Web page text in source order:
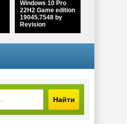
Windows 10 Pro
22H2 Game edition
19045.7548 by
Revision
Windows 10 Pro
Найти